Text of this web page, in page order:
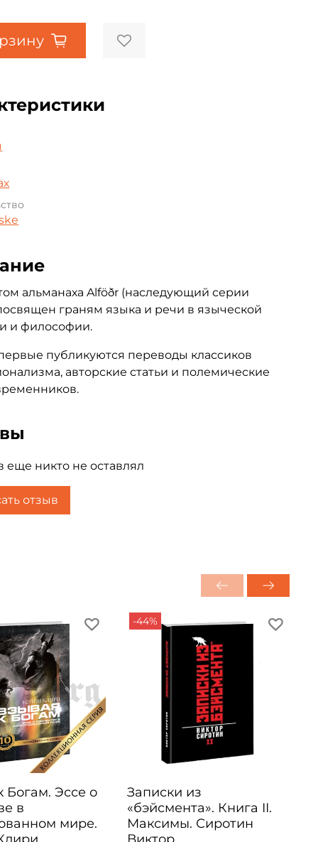
альманаха Alföðr (наследующий серии
граням языка и речи в языческой
и философии.
публикуются переводы классиков
авторские статьи и полемические
еще никто не оставлял
отзыв
Богам. Эссе о
в
мире.
-44%
Записки из
«бэйсмента». Книга II.
Максимы. Сиротин